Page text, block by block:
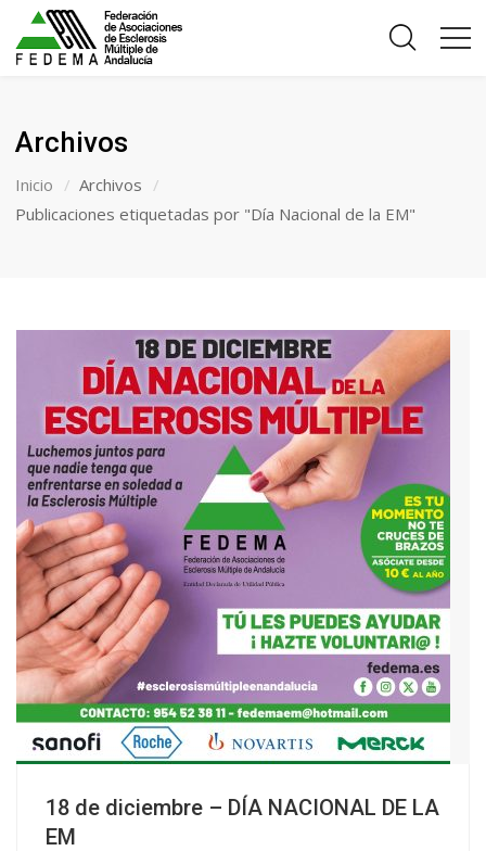
Archivos
Inicio
Archivos
Publicaciones etiquetadas por "Día Nacional de la EM"
18 de diciembre – DÍA NACIONAL DE LA
EM